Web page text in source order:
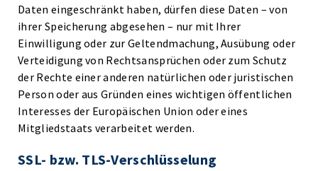
Daten eingeschränkt haben, dürfen diese Daten – von
ihrer Speicherung abgesehen – nur mit Ihrer
Einwilligung oder zur Geltendmachung, Ausübung oder
Verteidigung von Rechtsansprüchen oder zum Schutz
der Rechte einer anderen natürlichen oder juristischen
Person oder aus Gründen eines wichtigen öffentlichen
Interesses der Europäischen Union oder eines
Mitgliedstaats verarbeitet werden.
SSL- bzw. TLS-Verschlüsselung